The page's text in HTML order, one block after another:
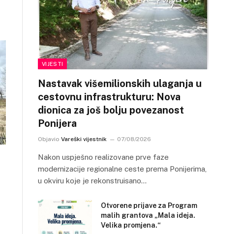
VIJESTI
Nastavak višemilionskih ulaganja u
cestovnu infrastrukturu: Nova
dionica za još bolju povezanost
Ponijera
Objavio Vareški vijestnik 07/08/2026
Nakon uspješno realizovane prve faze
modernizacije regionalne ceste prema Ponijerima,
u okviru koje je rekonstruisano…
Otvorene prijave za Program
malih grantova „Mala ideja.
Velika promjena.“